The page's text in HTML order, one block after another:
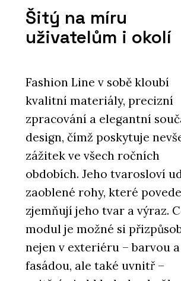
Šitý na míru
uživatelům i okolí
Fashion Line v sobě kloubí
kvalitní materiály, precizní
zpracování a elegantní
design, čímž poskytuje
zážitek ve všech ročních
obdobích. Jeho tvarosloví
zaoblené rohy, které
zjemňují jeho tvar a výraz.
modul je možné si
nejen v exteriéru – barvou a
fasádou, ale také uvnitř –